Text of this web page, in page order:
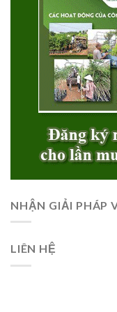
NHẬN GIẢI PHÁP
LIÊN HỆ